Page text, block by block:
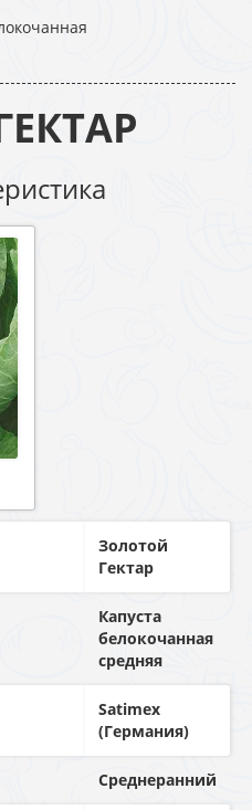
Золотой
Гектар
Капуста
белокочанная
средняя
Satimex
(Германия)
Среднеранний